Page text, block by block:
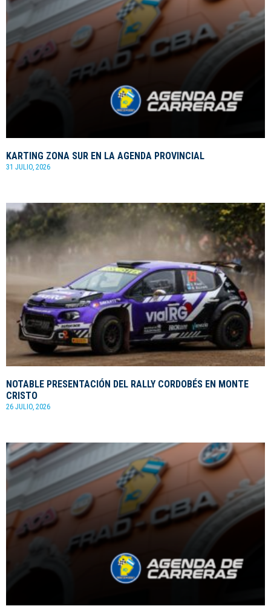
KARTING ZONA SUR EN LA AGENDA PROVINCIAL
31 JULIO, 2026
NOTABLE PRESENTACIÓN DEL RALLY CORDOBÉS EN MONTE
CRISTO
26 JULIO, 2026